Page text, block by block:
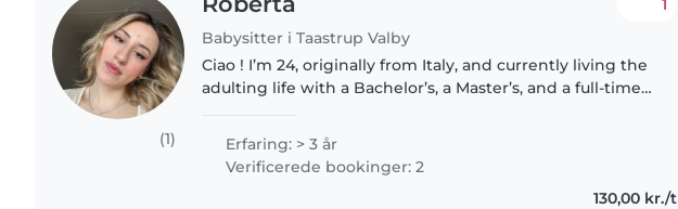
(1)
Babysitter i Taastrup Valby
1
Ciao ! I’m 24, originally from Italy, and currently living the
adulting life with a Bachelor’s, a Master’s, and a full-time
Erfaring: > 3 år
Verificerede bookinger: 2
130,00 kr./t